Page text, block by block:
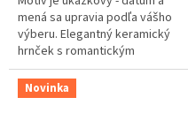
mená sa upravia podľa vášho
výberu. Elegantný keramický
hrnček s romantickým
svadobným motívom je krásnou
pamiatkou na výnimočný deň
dvoch ľudí....
Novinka